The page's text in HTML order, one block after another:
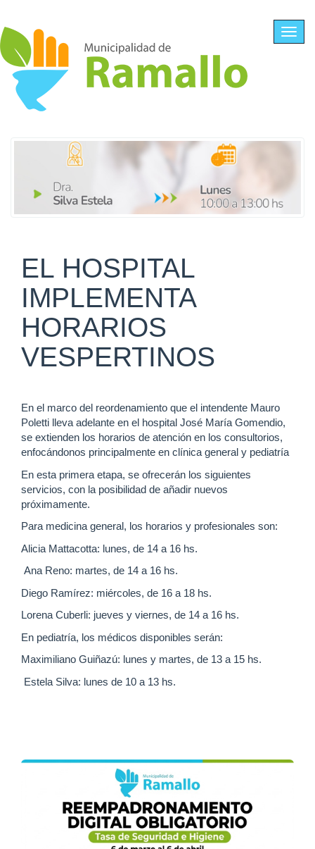
EL HOSPITAL
IMPLEMENTA
HORARIOS
VESPERTINOS
En el marco del reordenamiento que el intendente Mauro
Poletti lleva adelante en el hospital José María Gomendio,
se extienden los horarios de atención en los consultorios,
enfocándonos principalmente en clínica general y pediatría
En esta primera etapa, se ofrecerán los siguientes
servicios, con la posibilidad de añadir nuevos
próximamente.
Para medicina general, los horarios y profesionales son:
Alicia Mattacotta: lunes, de 14 a 16 hs.
Ana Reno: martes, de 14 a 16 hs.
Diego Ramírez: miércoles, de 16 a 18 hs.
Lorena Cuberli: jueves y viernes, de 14 a 16 hs.
En pediatría, los médicos disponibles serán:
Maximiliano Guiñazú: lunes y martes, de 13 a 15 hs.
Estela Silva: lunes de 10 a 13 hs.